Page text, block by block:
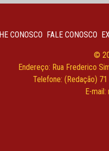
CONOSCO FALE CONOSCO
©
Endereço: Rua Frederico
Telefone: (Redação)
E-